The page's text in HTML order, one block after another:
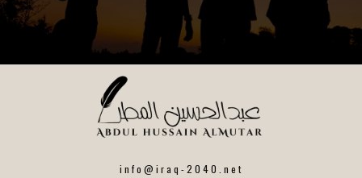
info@iraq-2040.net